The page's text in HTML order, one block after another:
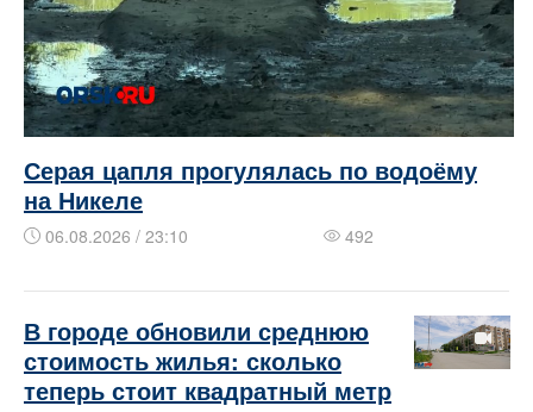
Серая цапля прогулялась по водоёму
на Никеле
06.08.2026 / 23:10 492
В городе обновили среднюю
стоимость жилья: сколько
теперь стоит квадратный метр